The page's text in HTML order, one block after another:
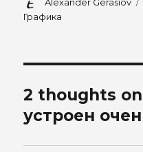
Графика
2 thoughts
устроен